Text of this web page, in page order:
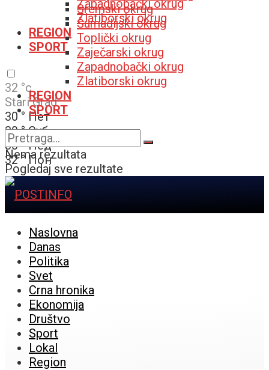
Zapadnobački okrug
Zlatiborski okrug
REGION
SPORT
32 °c
Stari Grad
30 ° Пет
30 ° Суб
30 ° Нед
32 ° Пон
Sremski okrug
Šumadijski okrug
Toplički okrug
Zaječarski okrug
Zapadnobački okrug
Zlatiborski okrug
REGION
SPORT
Nema rezultata
Pogledaj sve rezultate
Naslovna
Danas
Politika
Svet
Crna hronika
Ekonomija
Društvo
Sport
Lokal
Region